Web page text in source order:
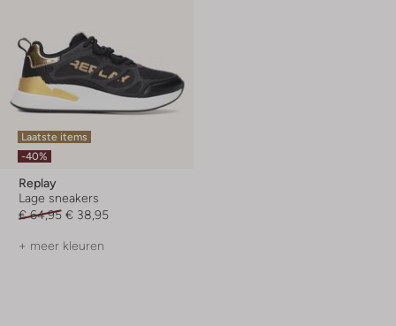
Laatste items
-40%
Replay
Lage sneakers
€ 64,95 € 38,95
+ meer kleuren